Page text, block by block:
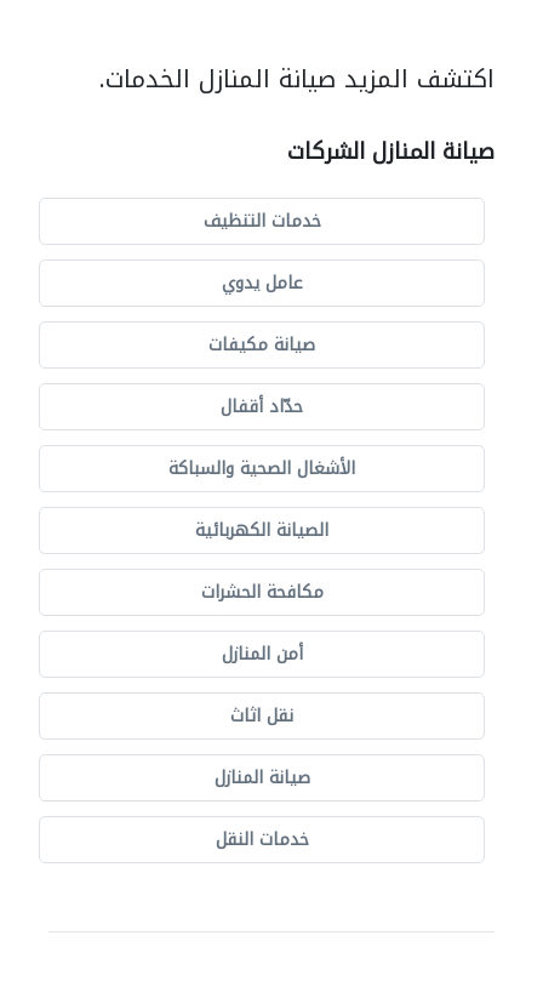
اكتشف المزيد صيانة المنازل الخدمات.
صيانة المنازل الشركات
خدمات التنظيف
عامل يدوي
صيانة مكيفات
حدّاد أقفال
الأشغال الصحية والسباكة
الصيانة الكهربائية
مكافحة الحشرات
أمن المنازل
نقل اثاث
صيانة المنازل
خدمات النقل